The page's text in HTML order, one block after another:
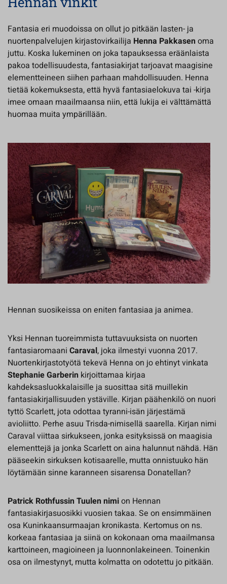
Fantasia eri muodoissa on ollut jo pitkään lasten- ja
nuortenpalvelujen kirjastovirkailija Henna Pakkasenoma
juttu. Koska lukeminen on joka tapauksessa eräänlaista
pakoa todellisuudesta, fantasiakirjat tarjoavat maagisine
elementteineen siihen parhaan mahdollisuuden. Henna
tietää kokemuksesta, että hyvä fantasiaelokuva tai -kirja
imee omaan maailmaansa niin, että lukija ei välttämättä
huomaa muita ympärillään.
Hennan suosikeissa on eniten fantasiaa ja animea.
Yksi Hennan tuoreimmista tuttavuuksista on nuorten
fantasiaromaani Caraval, joka ilmestyi vuonna 2017.
Nuortenkirjastotyötä tekevä Henna on jo ehtinyt vinkata
Stephanie Garberin kirjoittamaa kirjaa
kahdeksasluokkalaisille ja suosittaa sitä muillekin
fantasiakirjallisuuden ystäville. Kirjan päähenkilö on nuori
tyttö Scarlett, jota odottaa tyranni-isän järjestämä
avioliitto. Perhe asuu Trisda-nimisellä saarella. Kirjan nimi
Caraval viittaa sirkukseen, jonka esityksissä on maagisia
elementtejä ja jonka Scarlett on aina halunnut nähdä. Hän
pääseekin sirkuksen kotisaarelle, mutta onnistuuko hän
löytämään sinne karanneen sisarensa Donatellan?
Patrick Rothfussin Tuulen nimion Hennan
fantasiakirjasuosikki vuosien takaa. Se on ensimmäinen
osa Kuninkaansurmaajan kronikasta. Kertomus on ns.
korkeaa fantasiaa ja siinä on kokonaan oma maailmansa
karttoineen, magioineen ja luonnonlakeineen. Toinenkin
osa on ilmestynyt, mutta kolmatta on odotettu jo pitkään.